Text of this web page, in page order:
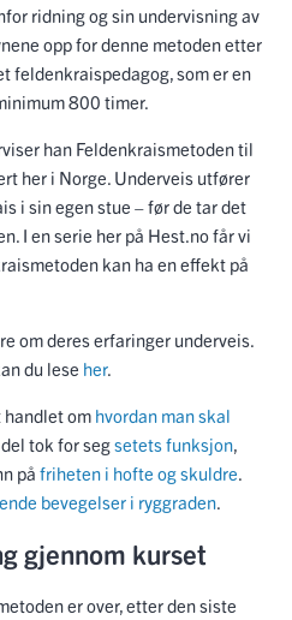
ridning og sin undervisning av
opp for denne metoden etter
feldenkraispedagog, som er en
800 timer.
han Feldenkraismetoden til
her i Norge. Underveis utfører
i sin egen stue – før de tar det
I en serie her på Hest.no får vi
kan ha en effekt på
om deres erfaringer underveis.
du lese her.
handlet om hvordan man skal
tok for segsetets funksjon,
på friheten i hofte og skuldre.
bevegelser i ryggraden.
gjennom kurset
er over, etter den siste